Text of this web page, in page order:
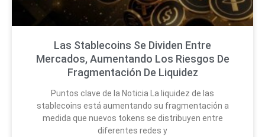
Las Stablecoins Se Dividen Entre
Mercados, Aumentando Los Riesgos De
Fragmentación De Liquidez
Puntos clave de la Noticia La liquidez de las
stablecoins está aumentando su fragmentación a
medida que nuevos tokens se distribuyen entre
diferentes redes y